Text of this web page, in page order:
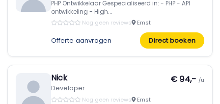
PHP Ontwikkelaar Gespecialiseerd in: - PHP - API
ontwikkeling - High...
Nog geen reviews Emst
Offerte aanvragen Direct boeken
Nick
Developer
€ 94,- /u
Nog geen reviews Emst